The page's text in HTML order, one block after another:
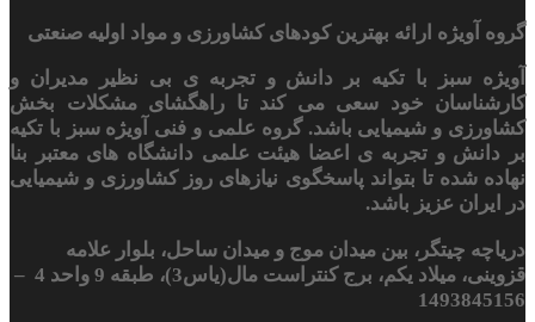
گروه آویژه ارائه بهترین کودهای کشاورزی و مواد اولیه صنعتی
آویژه سبز با تکیه بر دانش و تجربه ی بی نظیر مدیران و
کارشناسان خود سعی می کند تا راهگشای مشکلات بخش
کشاورزی و شیمیایی باشد. گروه علمی و فنی آویژه سبز با تکیه
بر دانش و تجربه ی اعضا هیئت علمی دانشگاه های معتبر بنا
نهاده شده تا بتواند پاسخگوی نیازهای روز کشاورزی و شیمیایی
در ایران عزیز باشد.
دریاچه چیتگر، بین میدان موج و میدان ساحل، بلوار علامه
قزوینی، میلاد یکم، برج کنتراست مال(یاس3)، طبقه 9 واحد 4 –
1493845156